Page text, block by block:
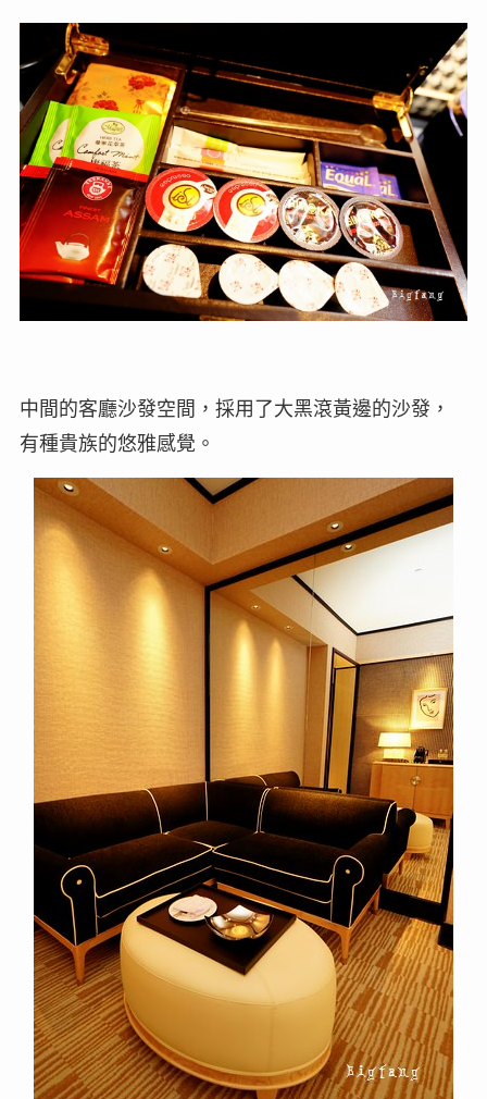
中間的客廳沙發空間，採用了大黑滾黃邊的沙發，
有種貴族的悠雅感覺。